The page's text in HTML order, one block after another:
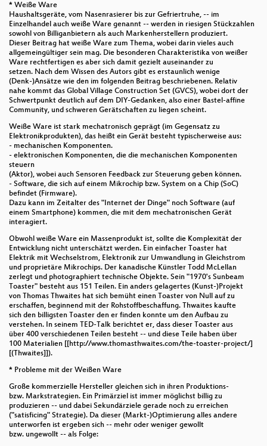
* Weiße Ware
Haushaltsgeräte, vom Nasenrasierer bis zur Gefriertruhe, -- im
Einzelhandel auch weiße Ware genannt -- werden in riesigen Stückzahlen
sowohl von Billiganbietern als auch Markenherstellern produziert.
Dieser Beitrag hat weiße Ware zum Thema, wobei darin vieles auch
allgemeingültiger sein mag. Die besonderen Charakteristika von weißer
Ware rechtfertigen es aber sich damit gezielt auseinander zu
setzen. Nach dem Wissen des Autors gibt es erstaunlich wenige
(Denk-)Ansätze wie den im folgenden Beitrag beschriebenen. Relativ
nahe kommt das Global Village Construction Set (GVCS), wobei dort der
Schwertpunkt deutlich auf dem DIY-Gedanken, also einer Bastel-affine
Community, und schweren Gerätschaften zu liegen scheint.
Weiße Ware ist stark mechatronisch geprägt (im Gegensatz zu
Elektronikprodukten), das heißt ein Gerät besteht typischerweise aus:
- mechanischen Komponenten.
- elektronischen Komponenten, die die mechanischen Komponenten
steuern
(Aktor), wobei auch Sensoren Feedback zur Steuerung geben können.
- Software, die sich auf einem Mikrochip bzw. System on a Chip (SoC)
befindet (Firmware).
Dazu kann im Zeitalter des "Internet der Dinge" noch Software (auf
einem Smartphone) kommen, die mit dem mechatronischen Gerät
interagiert.
Obwohl weiße Ware ein Massenprodukt ist, sollte die Komplexität der
Entwicklung nicht unterschätzt werden. Ein einfacher Toaster hat
Elektrik mit Wechselstrom, Elektronik zur Umwandlung in Gleichstrom
und proprietäre Mikrochips. Der kanadische Künstler Todd McLellan
zerlegt und photographiert technische Objekte. Sein "1970's Sunbeam
Toaster" besteht aus 151 Teilen. Ein anders gelagertes (Kunst-)Projekt
von Thomas Thwaites hat sich bemüht einen Toaster von Null auf zu
erschaffen, beginnend mit der Rohstoffbeschaffung. Thwaites kaufte
sich den billigsten Toaster den er finden konnte um den Aufbau zu
verstehen. In seinem TED-Talk berichtet er, dass dieser Toaster aus
über 400 verschiedenen Teilen besteht -- und diese Teile haben über
100 Materialien [[http://www.thomasthwaites.com/the-toaster-project/]
[(Thwaites]]).
* Probleme mit der Weißen Ware
Große kommerzielle Hersteller gleichen sich in ihren Produktions-
bzw. Markstrategien. Ein Primärziel ist immer möglichst billig zu
produzieren -- und dabei Sekundärziele gerade noch zu erreichen
("satisficing" Strategie). Da dieser (Markt-)Optimierung alles andere
unterworfen ist ergeben sich -- mehr oder weniger gewollt
bzw. ungewollt -- als Folge: